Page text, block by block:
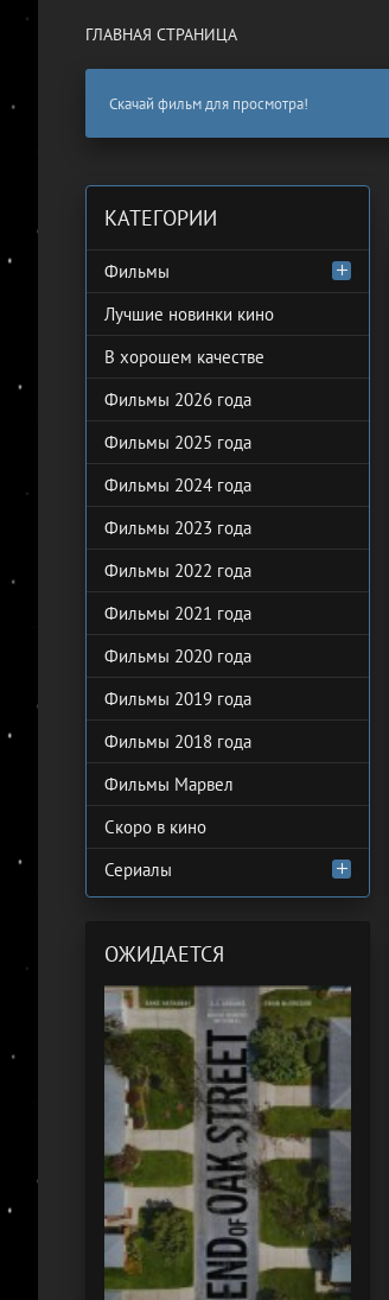
ГЛАВНАЯ СТРАНИЦА
Скачай фильм для просмотра!
КАТЕГОРИИ
Фильмы
Лучшие новинки кино
В хорошем качестве
Фильмы 2026 года
Фильмы 2025 года
Фильмы 2024 года
Фильмы 2023 года
Фильмы 2022 года
Фильмы 2021 года
Фильмы 2020 года
Фильмы 2019 года
Фильмы 2018 года
Фильмы Марвел
Скоро в кино
Сериалы
ОЖИДАЕТСЯ